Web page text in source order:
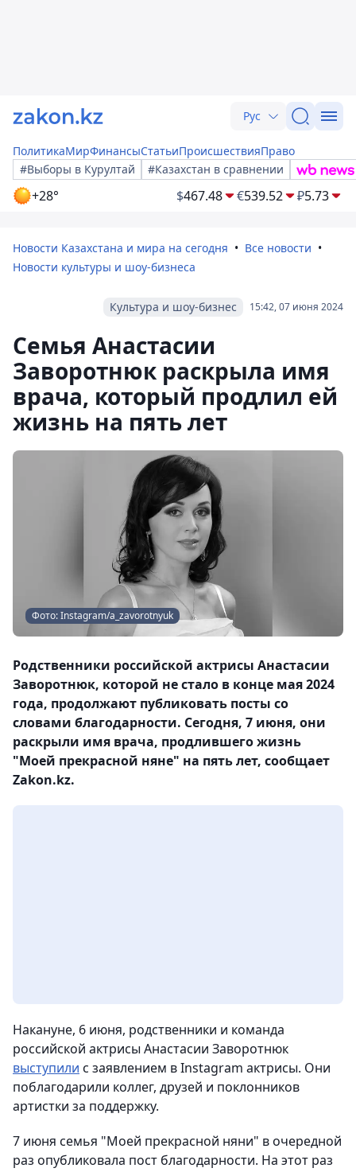
Рус
ПолитикаМирФинансыСтатьиПроисшествияПраво
#Выборы в Курултай
#Казахстан в сравнении
+28° $467.48 €539.52 ₽5.73
Новости Казахстана и мира на сегодня
Все новости
Новости культуры и шоу-бизнеса
15:42, 07 июня 2024
Культура и шоу-бизнес
Семья Анастасии
Заворотнюк раскрыла имя
врача, который продлил ей
жизнь на пять лет
Фото: Instagram/a_zavorotnyuk
Родственники российской актрисы Анастасии
Заворотнюк, которой не стало в конце мая 2024
года, продолжают публиковать посты со
словами благодарности. Сегодня, 7 июня, они
раскрыли имя врача, продлившего жизнь
"Моей прекрасной няне" на пять лет, сообщает
Zakon.kz.
Накануне, 6 июня, родственники и команда
российской актрисы Анастасии Заворотнюк
выступили с заявлением в Instagram актрисы. Они
поблагодарили коллег, друзей и поклонников
артистки за поддержку.
7 июня семья "Моей прекрасной няни" в очередной
раз опубликовала пост благодарности. На этот раз